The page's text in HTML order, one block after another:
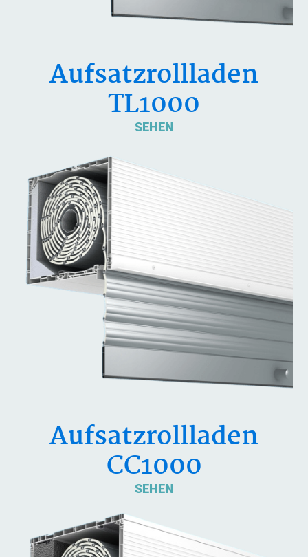
Aufsatzrollladen
TL1000
SEHEN
Aufsatzrollladen
CC1000
SEHEN